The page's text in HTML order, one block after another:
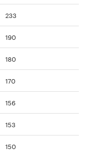
233
190
180
170
156
153
150